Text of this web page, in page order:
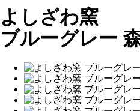
よしざわ窯
ブルーグレー